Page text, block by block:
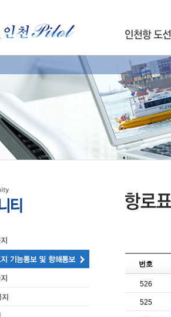
번호
526
525